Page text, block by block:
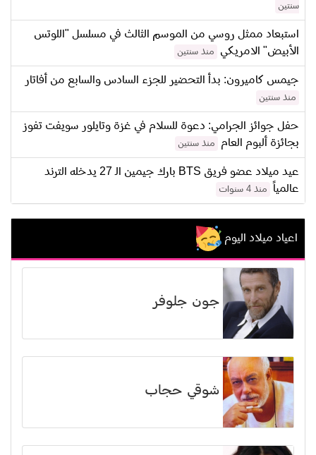
سنتين
استبعاد ممثل روسي من الموسم الثالث في مسلسل "اللوتس
الأبيض" الامريكي
منذ سنتين
جيمس كاميرون: بدأ التحضير للجزء السادس والسابع من أفاتار
منذ سنتين
حفل جوائز الجرامي: دعوة للسلام في غزة وتايلور سويفت تفوز
بجائزة ألبوم العام
منذ سنتين
عيد ميلاد عضو فريق BTS بارك جيمين الـ 27 يدخله الترند
عالمياً
منذ 4 سنوات
اعياد ميلاد اليوم
جون جلوفر
شوقي حجاب